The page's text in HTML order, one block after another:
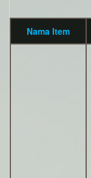
Nama Item